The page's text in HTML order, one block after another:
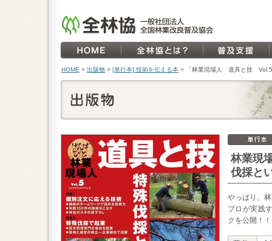
HOME > 出版物 > [単行本] 技術を伝える本 > 「林業現場人 道具と技
林業現
伐採と
やっぱり、
プロが実践
クを公開！！